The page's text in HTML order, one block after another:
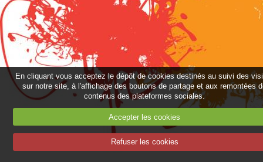
En cliquant vous acceptez le dépôt de cookies destinés au suivi des
sur notre site, à l'affichage des boutons de partage et aux remontées
contenus des plateformes sociales.
Accepter les cookies
Refuser les cookies